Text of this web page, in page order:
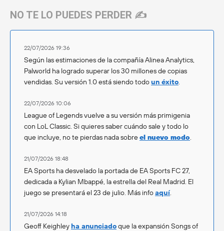
NO TE LO PUEDES PERDER ✍️
22/07/2026 19:36
Según las estimaciones de la compañía Alinea Analytics,
Palworld ha logrado superar los 30 millones de copias
vendidas. Su versión 1.0 está siendo todoun éxito.
22/07/2026 10:06
League of Legends vuelve a su versión más primigenia
con LoL Classic. Si quieres saber cuándo sale y todo lo
que incluye, no te pierdas nada sobreel nuevo modo.
21/07/2026 18:48
EA Sports ha desvelado la portada de EA Sports FC 27,
dedicada a Kylian Mbappé, la estrella del Real Madrid. El
juego se presentará el 23 de julio. Más infoaquí.
21/07/2026 14:18
Geoff Keighley ha anunciadoque la expansión Songs of